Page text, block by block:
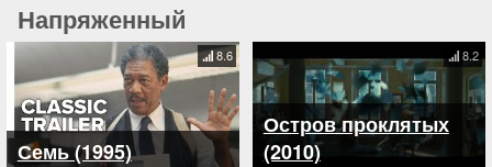
Напряженный
Семь (1995)
8.6
Остров проклятых
(2010)
8.2